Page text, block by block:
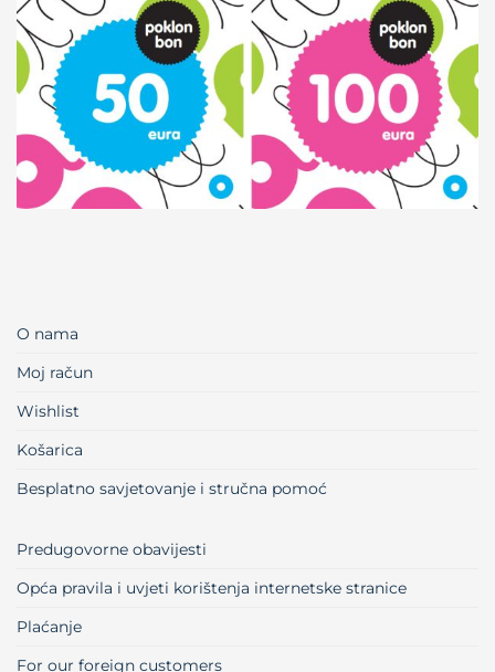
O nama
Moj račun
Wishlist
Košarica
Besplatno savjetovanje i stručna pomoć
Predugovorne obavijesti
Opća pravila i uvjeti korištenja internetske stranice
Plaćanje
For our foreign customers